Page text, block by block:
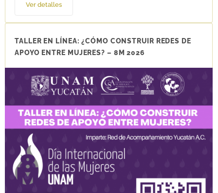
Ver detalles
TALLER EN LÍNEA: ¿CÓMO CONSTRUIR REDES DE
APOYO ENTRE MUJERES? – 8M 2026